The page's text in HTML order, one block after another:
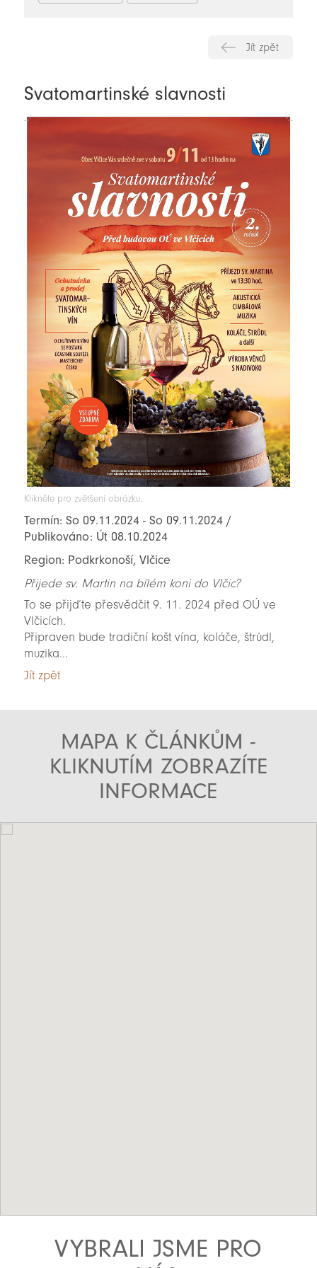
Jít zpět
Svatomartinské slavnosti
Klikněte pro zvětšení obrázku.
Termín: So 09.11.2024 - So 09.11.2024 /
Publikováno: Út 08.10.2024
Region: Podkrkonoší, Vlčice
Přijede sv. Martin na bílém koni do Vlčic?
To se přijďte přesvědčit 9. 11. 2024 před OÚ ve
Vlčicích.
Připraven bude tradiční košt vína, koláče, štrůdl,
muzika...
Jít zpět
MAPA K ČLÁNKŮM -
KLIKNUTÍM ZOBRAZÍTE
INFORMACE
VYBRALI JSME PRO